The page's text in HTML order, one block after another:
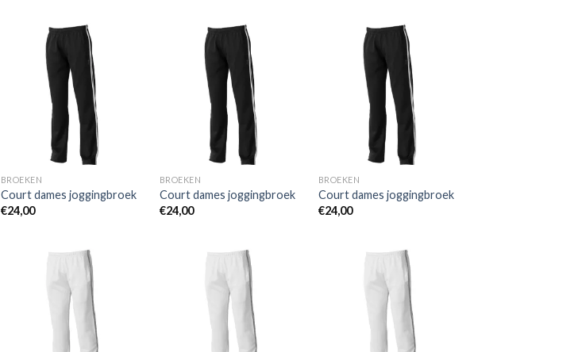
Toevoegen
wenslijst
BROEKEN
Court dames joggingbroek
€24,00
Toevoegen
wenslijst
BROEKEN
Court dames joggingbroek
€24,00
Toevoegen
wenslijst
BROEKEN
Court dames joggingbroek
€24,00
Toevoegen
wenslijst
Toevoegen
wenslijst
Toevoegen
wenslijst